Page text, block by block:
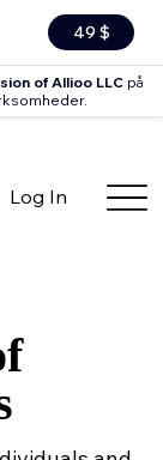
49 $
of Allioo LLC på
.